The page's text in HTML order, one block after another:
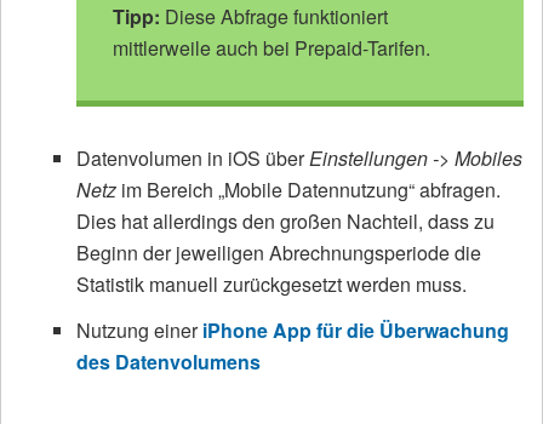
Tipp: Diese Abfrage funktioniert
mittlerweile auch bei Prepaid-Tarifen.
Datenvolumen in iOS überEinstellungen -> Mobiles
Netz im Bereich „Mobile Datennutzung“ abfragen.
Dies hat allerdings den großen Nachteil, dass zu
Beginn der jeweiligen Abrechnungsperiode die
Statistik manuell zurückgesetzt werden muss.
Nutzung eineriPhone App für die Überwachung
des Datenvolumens